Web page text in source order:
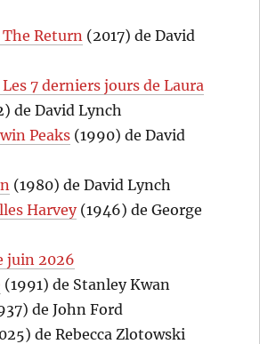
Return (2017) de David
7 derniers jours de Laura
de David Lynch
Peaks (1990) de David
(1980) de David Lynch
Harvey(1946) de George
juin 2026
(1991) de Stanley Kwan
de John Ford
de Rebecca Zlotowski